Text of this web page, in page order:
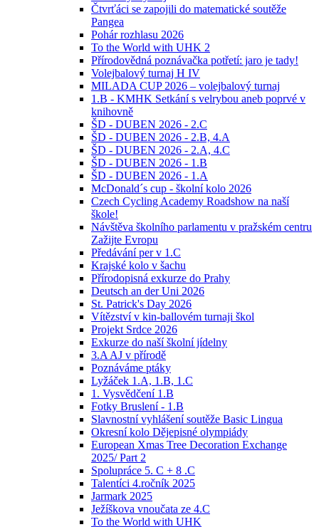
Čtvrťáci se zapojili do matematické soutěže
Pangea
Pohár rozhlasu 2026
To the World with UHK 2
Přírodovědná poznávačka potřetí: jaro je tady!
Volejbalový turnaj H IV
MILADA CUP 2026 – volejbalový turnaj
1.B - KMHK Setkání s velrybou aneb poprvé v
knihovně
ŠD - DUBEN 2026 - 2.C
ŠD - DUBEN 2026 - 2.B, 4.A
ŠD - DUBEN 2026 - 2.A, 4.C
ŠD - DUBEN 2026 - 1.B
ŠD - DUBEN 2026 - 1.A
McDonald´s cup - školní kolo 2026
Czech Cycling Academy Roadshow na naší
škole!
Návštěva školního parlamentu v pražském centru
Zažijte Evropu
Předávání per v 1.C
Krajské kolo v šachu
Přírodopisná exkurze do Prahy
Deutsch an der Uni 2026
St. Patrick's Day 2026
Vítězství v kin-ballovém turnaji škol
Projekt Srdce 2026
Exkurze do naší školní jídelny
3.A AJ v přírodě
Poznáváme ptáky
Lyžáček 1.A, 1.B, 1.C
1. Vysvědčení 1.B
Fotky Bruslení - 1.B
Slavnostní vyhlášení soutěže Basic Lingua
Okresní kolo Dějepisné olympiády
European Xmas Tree Decoration Exchange
2025/ Part 2
Spolupráce 5. C + 8 .C
Talentíci 4.ročník 2025
Jarmark 2025
Ježíškova vnoučata ze 4.C
To the World with UHK